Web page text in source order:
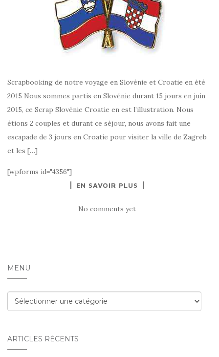
Scrapbooking de notre voyage en Slovénie et Croatie en été
2015 Nous sommes partis en Slovénie durant 15 jours en juin
2015, ce Scrap Slovénie Croatie en est l’illustration. Nous
étions 2 couples et durant ce séjour, nous avons fait une
escapade de 3 jours en Croatie pour visiter la ville de Zagreb
et les […]
[wpforms id="4356"]
EN SAVOIR PLUS
No comments yet
MENU
Menu
ARTICLES RÉCENTS